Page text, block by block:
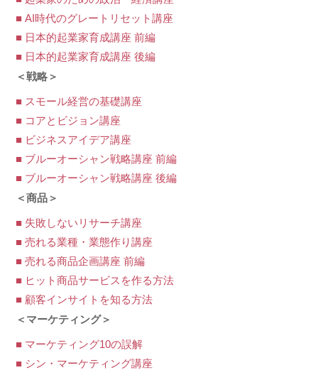
■ AI時代のグレートリセット講座
■ 日本的起業家育成講座 前編
■ 日本的起業家育成講座 後編
＜戦略＞
■ スモール経営の基礎講座
■ コアとビジョン講座
■ ビジネスアイデア講座
■ ブルーオーシャン戦略講座 前編
■ ブルーオーシャン戦略講座 後編
＜商品＞
■ 失敗しないリサーチ講座
■ 売れる業種・業態作り講座
■ 売れる商品企画講座 前編
■ ヒット商品サービスを作る方法
■ 顧客インサイトを知る方法
＜マーケティング＞
■ マーケティング10の誤解
■ シン・マーケティング講座